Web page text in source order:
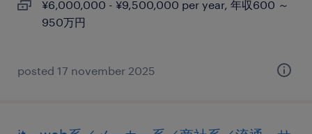
¥6,000,000 - ¥9,500,000 per year, 年収600 ～
950万円
posted 17 november 2025